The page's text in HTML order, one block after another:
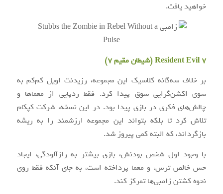
خواهید یافت.
Resident Evil 7 (شیطان مقیم ۷)
بر خلاف سه‌گانه کلاسیک این مجموعه، رزیدنت اویل کم‌کم به
سوی اکشن‌گرایی سوق پیدا کرد. فقط ردپایی از معماها و
چالش‌های فکری در بازی پیدا بود. در این نسخه، شرکت کپکام
تلاش کرد تا بلکه بتواند این مجموعه ارزشمند را به ریشه
بازگرداند، که البته کمی پیروز شد.
با وجود اول شخص بودنش، بازی بیشتر به رازآلودگی، ایجاد
حس خالص ترس، و معما پرداخته است، به جای آنکه فقط روی
نحوه کشتن زامبی‌ها تمرکز کند.